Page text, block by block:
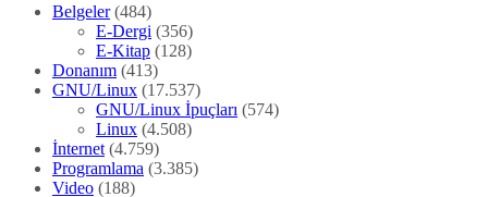
Belgeler(484)
E-Dergi (356)
E-Kitap (128)
Donanım (413)
GNU/Linux (17.537)
GNU/Linux İpuçları (574)
Linux (4.508)
İnternet (4.759)
Programlama (3.385)
Video (188)